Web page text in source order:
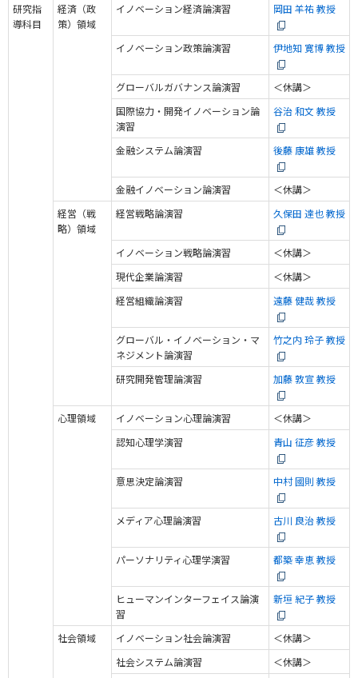
研究指
導科目
経済（政
策）領域
イノベーション経済論演習 岡田 羊祐 教授
イノベーション政策論演習 伊地知 寛博 教授
グローバルガバナンス論演習
＜休講＞
国際協力・開発イノベーション論
演習
谷治 和文 教授
金融システム論演習 後藤 康雄 教授
金融イノベーション論演習
＜休講＞
経営（戦
略）領域
経営戦略論演習 久保田 達也 教授
イノベーション戦略論演習
＜休講＞
現代企業論演習
＜休講＞
経営組織論演習
遠藤 健哉 教授
グローバル・イノベーション・マ
ネジメント論演習
竹之内 玲子 教授
研究開発管理論演習 加藤 敦宣 教授
心理領域 イノベーション心理論演習
＜休講＞
認知心理学演習
青山 征彦 教授
意思決定論演習 中村 國則 教授
メディア心理論演習 古川 良治 教授
パーソナリティ心理学演習 都築 幸恵 教授
ヒューマンインターフェイス論演
習
新垣 紀子 教授
社会領域 イノベーション社会論演習
＜休講＞
社会システム論演習
＜休講＞